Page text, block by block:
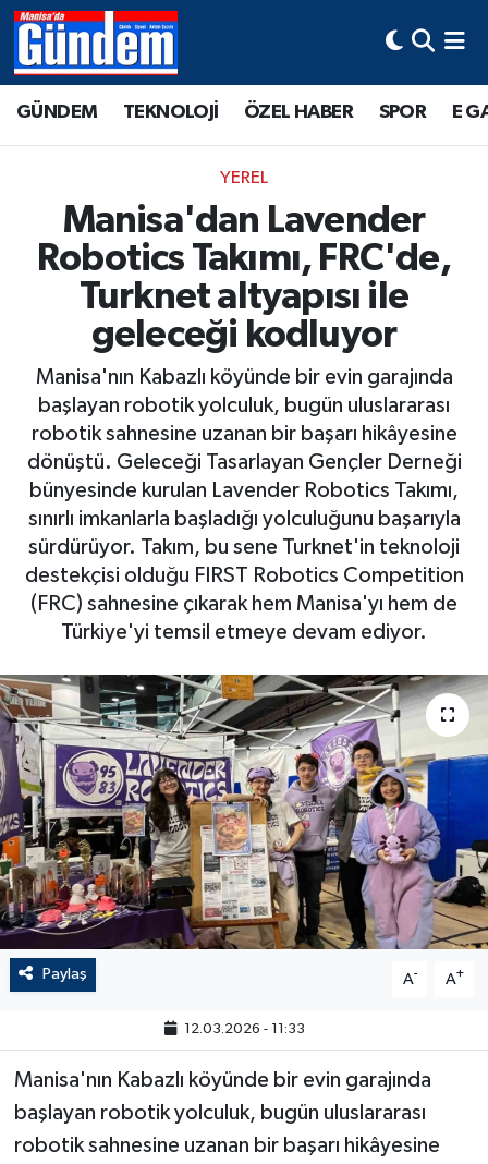
GÜNDEM TEKNOLOJİ ÖZEL HABER SPOR E
YEREL
Manisa'dan Lavender
Robotics Takımı, FRC'de,
Turknet altyapısı ile
geleceği kodluyor
Manisa'nın Kabazlı köyünde bir evin garajında
başlayan robotik yolculuk, bugün uluslararası
robotik sahnesine uzanan bir başarı hikâyesine
dönüştü. Geleceği Tasarlayan Gençler Derneği
bünyesinde kurulan Lavender Robotics Takımı,
sınırlı imkanlarla başladığı yolculuğunu başarıyla
sürdürüyor. Takım, bu sene Turknet'in teknoloji
destekçisi olduğu FIRST Robotics Competition
(FRC) sahnesine çıkarak hem Manisa'yı hem de
Türkiye'yi temsil etmeye devam ediyor.
Paylaş A- A+
12.03.2026 - 11:33
Manisa'nın Kabazlı köyünde bir evin garajında
başlayan robotik yolculuk, bugün uluslararası
robotik sahnesine uzanan bir başarı hikâyesine
Manisa Hava Durumu
Tüm Manşetler
Son Dakika Haberleri